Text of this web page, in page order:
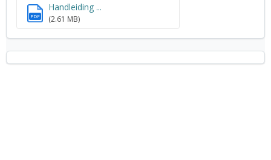
PDF
Handleiding ...
(2.61 MB)